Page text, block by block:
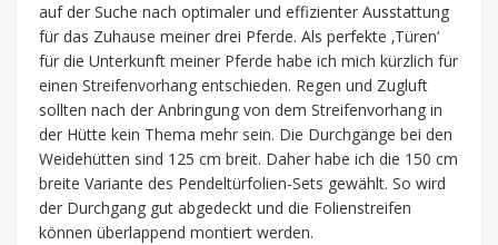
auf der Suche nach optimaler und effizienter Ausstattung
für das Zuhause meiner drei Pferde. Als perfekte ‚Türen‘
für die Unterkunft meiner Pferde habe ich mich kürzlich für
einen Streifenvorhang entschieden. Regen und Zugluft
sollten nach der Anbringung von dem Streifenvorhang in
der Hütte kein Thema mehr sein. Die Durchgänge bei den
Weidehütten sind 125 cm breit. Daher habe ich die 150 cm
breite Variante des Pendeltürfolien-Sets gewählt. So wird
der Durchgang gut abgedeckt und die Folienstreifen
können überlappend montiert werden.